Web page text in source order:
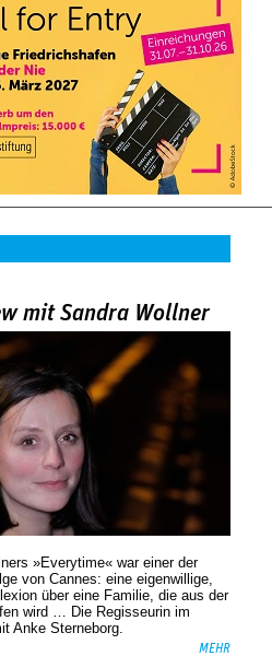
mit Sandra Wollner
»Everytime« war einer der
von Cannes: eine eigenwillige,
über eine ­Familie, die aus der
wird … Die Regisseurin im
Anke Sterneborg.
MEHR